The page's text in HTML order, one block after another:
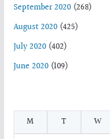
September 2020(268)
August 2020(425)
July 2020(402)
June 2020(109)
M
T W